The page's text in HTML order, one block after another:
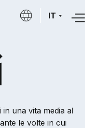
IT
in una vita media al
le volte in cui